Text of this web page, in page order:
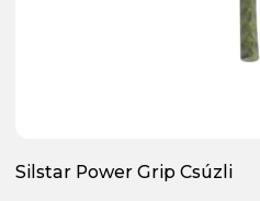
Silstar Power Grip Csúzli